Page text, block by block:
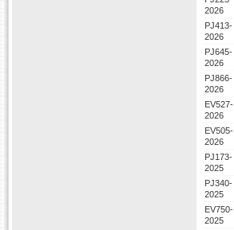
2026
PJ413-
2026
PJ645-
2026
PJ866-
2026
EV527-
2026
EV505-
2026
PJ173-
2025
PJ340-
2025
EV750-
2025